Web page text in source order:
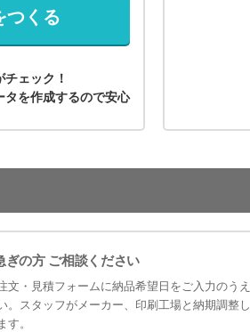
つくる
ェック！
タを作成するので安心
ぎの方 ご相談ください
文・見積フォームに納品希望日をご入力のうえ
。スタッフがメーカー、印刷工場と納期調整し
。